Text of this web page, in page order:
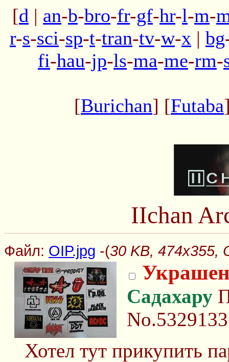
[d | an-b-bro-fr-gf-hr-l-m-
r-s-sci-sp-t-tran-tv-w-x | bg
fi-hau-jp-ls-ma-me-rm-
[Burichan] [Futaba
IIchan
Файл: OIP.jpg -(30 KB, 474x355,
Садахару
No.5329133
Хотел тут прикупить